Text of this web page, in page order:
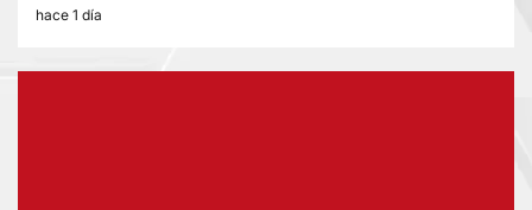
hace 1 día